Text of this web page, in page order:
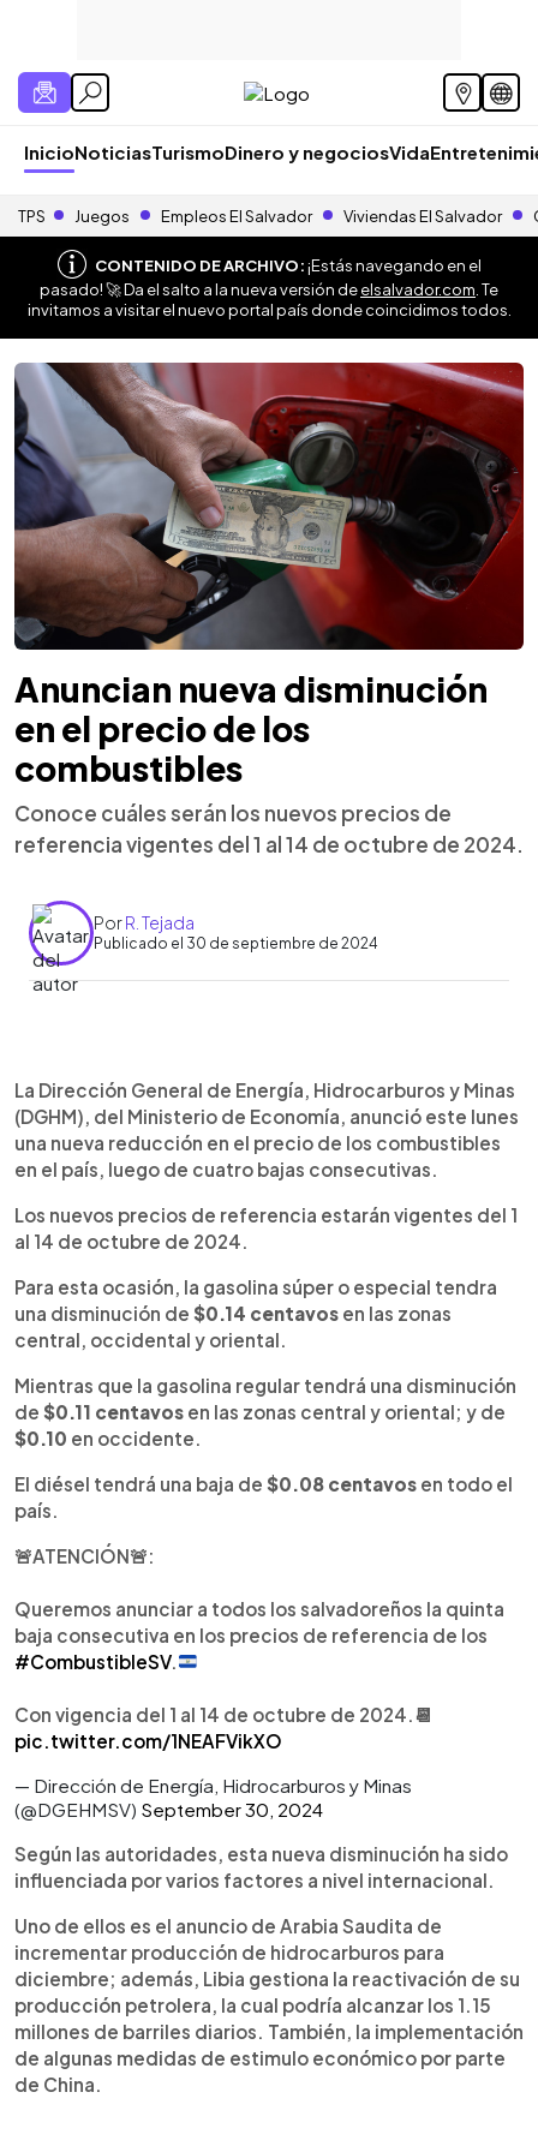
InicioNoticiasTurismoDinero y negociosVida
TPS Juegos Empleos El Salvador Viviendas El Salvador
CONTENIDO DE ARCHIVO:¡Estás navegando en el
pasado! 🚀 Da el salto a la nueva versión deelsalvador.com . Te
invitamos a visitar el nuevo portal país donde coincidimos todos.
Anuncian nueva disminución
en el precio de los
combustibles
Conoce cuáles serán los nuevos precios de
referencia vigentes del 1 al 14 de octubre de 2024.
PorR. Tejada
Publicado el 30 de septiembre de 2024
Escuchar artículo
La Dirección General de Energía, Hidrocarburos y Minas
(DGHM), del Ministerio de Economía, anunció este lunes
una nueva reducción en el precio de los combustibles
en el país, luego de cuatro bajas consecutivas.
Los nuevos precios de referencia estarán vigentes del 1
al 14 de octubre de 2024.
Para esta ocasión, la gasolina súper o especial tendra
una disminución de $0.14 centavos en las zonas
central, occidental y oriental.
Mientras que la gasolina regular tendrá una disminución
de $0.11 centavos en las zonas central y oriental; y de
$0.10 en occidente.
El diésel tendrá una baja de $0.08 centavos en todo el
país.
🚨ATENCIÓN🚨:
Queremos anunciar a todos los salvadoreños la quinta
baja consecutiva en los precios de referencia de los
#CombustibleSV.
Con vigencia del 1 al 14 de octubre de 2024.📆
pic.twitter.com/1NEAFVikXO
— Dirección de Energía, Hidrocarburos y Minas
(@DGEHMSV) September 30, 2024
Según las autoridades, esta nueva disminución ha sido
influenciada por varios factores a nivel internacional.
Uno de ellos es el anuncio de Arabia Saudita de
incrementar producción de hidrocarburos para
diciembre; además, Libia gestiona la reactivación de su
producción petrolera, la cual podría alcanzar los 1.15
millones de barriles diarios. También, la implementación
de algunas medidas de estimulo económico por parte
de China.